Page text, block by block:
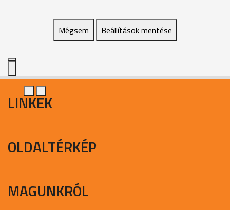
Mégsem Beállítások mentése
LINKEK
OLDALTÉRKÉP
MAGUNKRÓL